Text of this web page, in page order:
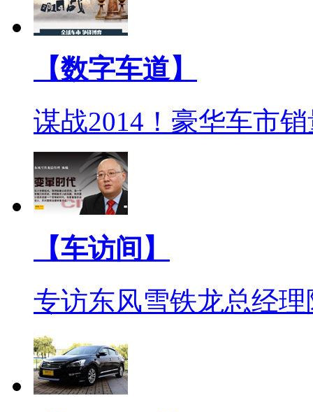
【数字车道】
谋战2014！豪华车市
【车访间】
专访东风雪铁龙总经